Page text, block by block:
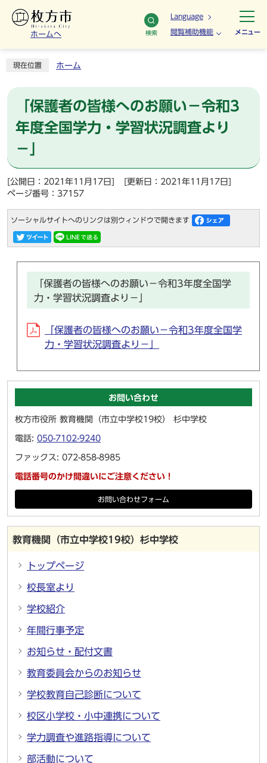
ホームへ 検索
Language
閲覧補助機能 メニュー
現在位置 ホーム
「保護者の皆様へのお願い－令和3
年度全国学力・学習状況調査より
－」
[公開日：2021年11月17日]
[更新日：2021年11月17日]
ページ番号：37157
ソーシャルサイトへのリンクは別ウィンドウで開きます
「保護者の皆様へのお願い－令和3年度全国学
力・学習状況調査より－」
「保護者の皆様へのお願い－令和3年度全国学
力・学習状況調査より－」
お問い合わせ
枚方市役所 教育機関（市立中学校19校） 杉中学校
電話: 050-7102-9240
ファックス: 072-858-8985
電話番号のかけ間違いにご注意ください！
お問い合わせフォーム
教育機関（市立中学校19校）杉中学校
トップページ
校長室より
学校紹介
年間行事予定
お知らせ・配付文書
教育委員会からのお知らせ
学校教育自己診断について
校区小学校・小中連携について
学力調査や進路指導について
部活動について